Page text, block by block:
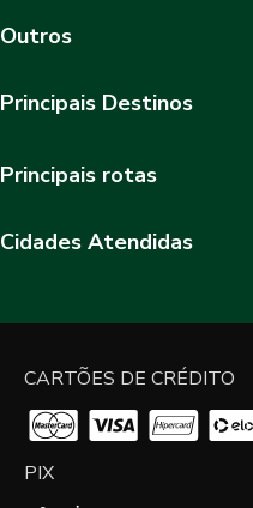
Outros
Principais Destinos
Principais rotas
Cidades Atendidas
CARTÕES DE CRÉDITO
PIX